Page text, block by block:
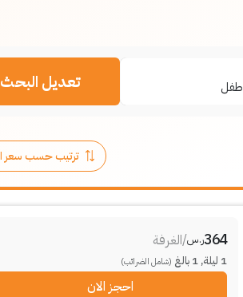
طفل تعديل البحث
364ر.س/الغرفة
1 ليلة,
1 بالغ (شامل الضرائب)
احجز الان